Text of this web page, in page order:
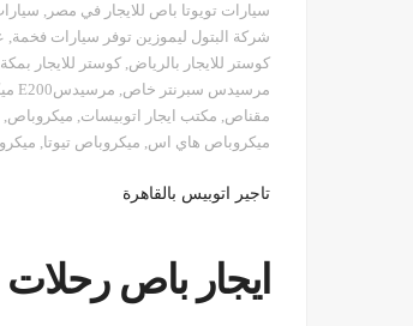
سيارات تويوتا باص للايجار في مصر ,
شركة البتول ليموزين توفر سيارات فخمة,
كوستر للايجار بالرياض, كوستر للايجار بمكة
مرسيدس سبرنتر خاص, مرسيدسE200 ميكروباص 14 راكب
مقناص, مكتب ايجار اتوبيسات, ميكروباص,
ميكروباص هاي اس, ميكروباص تيوتا,
تاجير اتوبيس بالقاهرة
ايجار باص